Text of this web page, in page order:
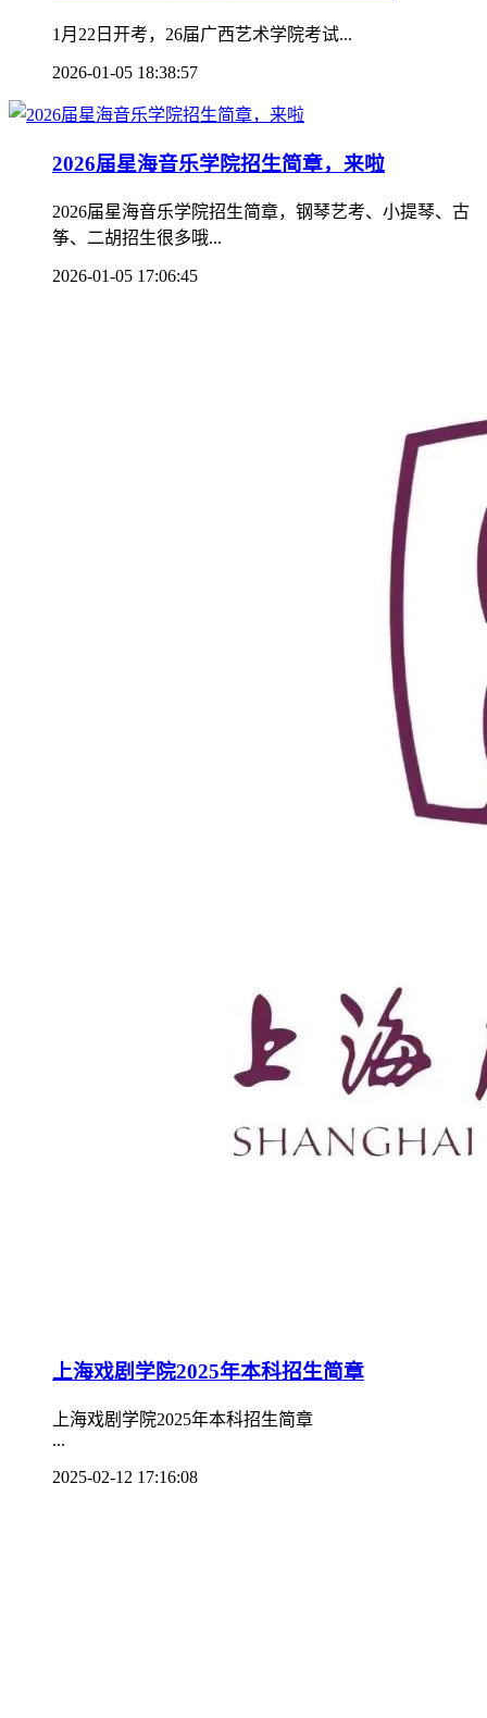
1月22日开考，26届广西艺术学院考试...
2026-01-05 18:38:57
2026届星海音乐学院招生简章，来啦
2026届星海音乐学院招生简章，钢琴艺考、小提琴、古
筝、二胡招生很多哦...
2026-01-05 17:06:45
上海戏剧学院2025年本科招生简章
上海戏剧学院2025年本科招生简章
...
2025-02-12 17:16:08